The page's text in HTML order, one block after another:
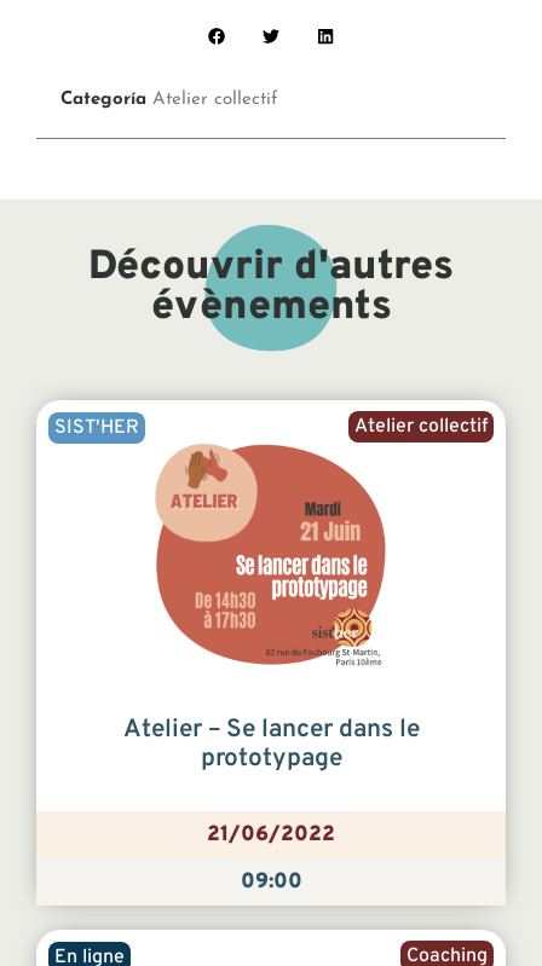
Categoría Atelier collectif
Découvrir d'autres
évènements
Atelier collectif
SIST'HER
Atelier – Se lancer dans le
prototypage
21/06/2022
09:00
Coaching
En ligne